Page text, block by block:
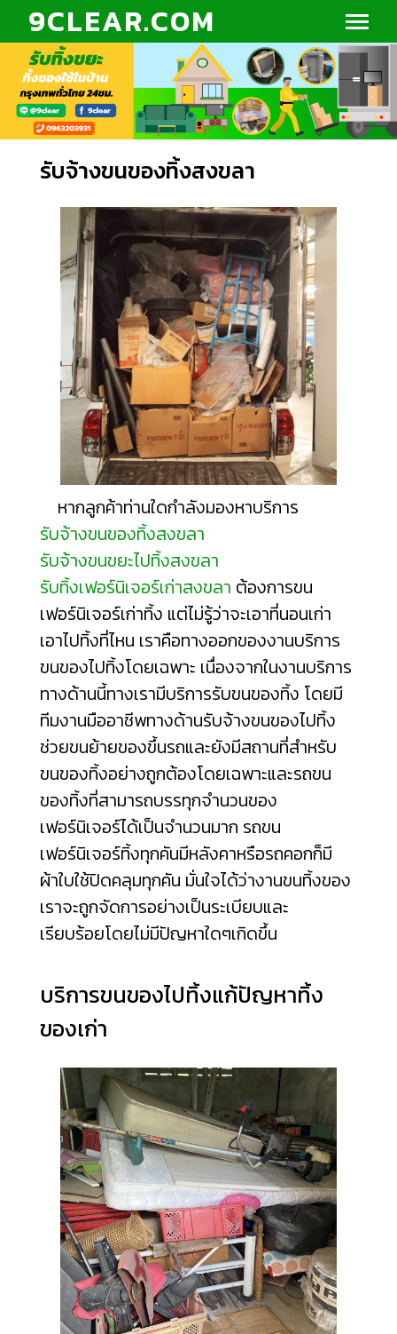
9CLEAR.COM
รับจ้างขนของทิ้งสงขลา
หากลูกค้าท่านใดกำลังมองหาบริการ
รับจ้างขนของทิ้งสงขลา
รับจ้างขนขยะไปทิ้งสงขลา
รับทิ้งเฟอร์นิเจอร์เก่าสงขลา ต้องการขน
เฟอร์นิเจอร์เก่าทิ้ง แต่ไม่รู้ว่าจะเอาที่นอนเก่า
เอาไปทิ้งที่ไหน เราคือทางออกของงานบริการ
ขนของไปทิ้งโดยเฉพาะ เนื่องจากในงานบริการ
ทางด้านนี้ทางเรามีบริการรับขนของทิ้ง โดยมี
ทีมงานมืออาชีพทางด้านรับจ้างขนของไปทิ้ง
ช่วยขนย้ายของขึ้นรถและยังมีสถานที่สำหรับ
ขนของทิ้งอย่างถูกต้องโดยเฉพาะและรถขน
ของทิ้งที่สามารถบรรทุกจำนวนของ
เฟอร์นิเจอร์ได้เป็นจำนวนมาก รถขน
เฟอร์นิเจอร์ทิ้งทุกคันมีหลังคาหรือรถคอกก็มี
ผ้าใบใช้ปิดคลุมทุกคัน มั่นใจได้ว่างานขนทิ้งของ
เราจะถูกจัดการอย่างเป็นระเบียบและ
เรียบร้อยโดยไม่มีปัญหาใดๆเกิดขึ้น
บริการขนของไปทิ้งแก้ปัญหาทิ้ง
ของเก่า